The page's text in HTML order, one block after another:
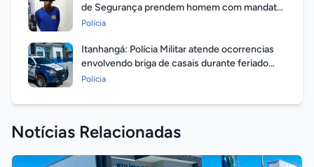
de Segurança prendem homem com mandato
em aberto por homicídio
Polícia
Itanhangá: Polícia Militar atende ocorrencias
envolvendo briga de casais durante feriado
prolongado
Polícia
Notícias Relacionadas